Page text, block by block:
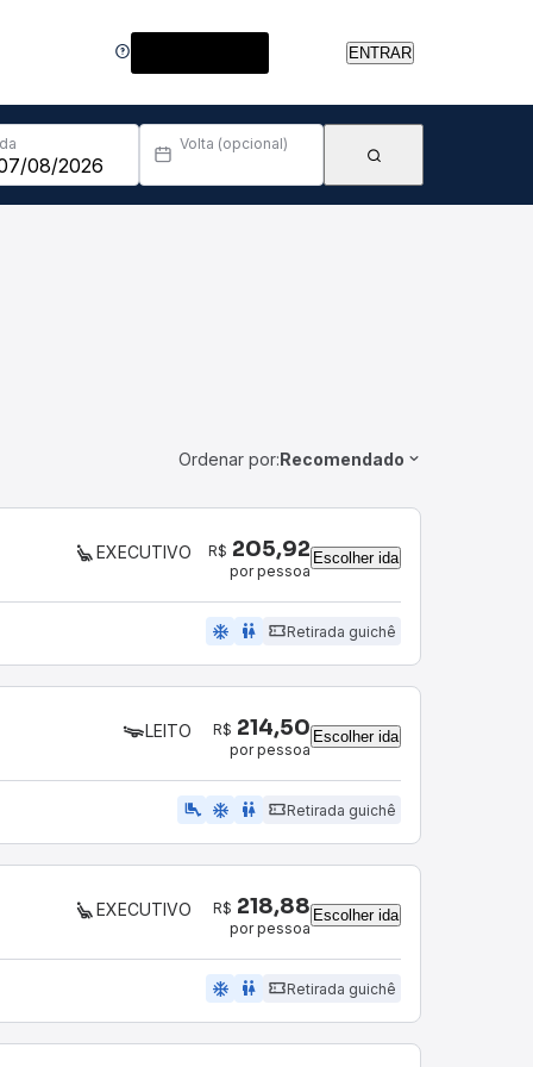
ENTRAR
Volta (opcional)
Ordenar por:Recomendado
EXECUTIVO R$ 205,92
por pessoa
Escolher ida
ac_unit wc Retirada guichê
LEITO R$ 214,50
por pessoa
Escolher ida
airline_seat_legroom_extra ac_unit wc Retirada guichê
EXECUTIVO R$ 218,88
por pessoa
Escolher ida
ac_unit wc Retirada guichê